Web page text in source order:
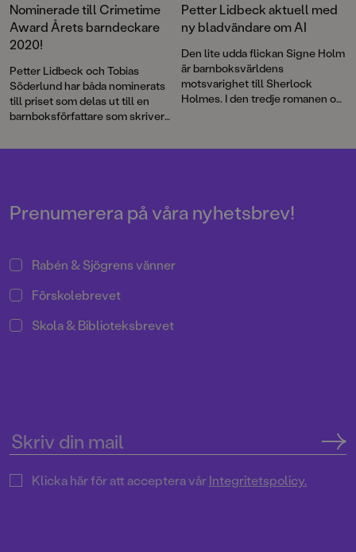
Nominerade till Crimetime
Award Årets barndeckare
2020!
Petter Lidbeck och Tobias
Söderlund har båda nominerats
till priset som delas ut till en
barnboksförfattare som skriver
6–12 år. Nu kan du vara med och
Petter Lidbeck aktuell med
ny bladvändare om AI
Den lite udda flickan Signe Holm
är barnboksvärldens
motsvarighet till Sherlock
Holmes. I den tredje romanen om
Prenumerera på våra nyhetsbrev!
Rabén & Sjögrens vänner
Förskolebrevet
Skola & Biblioteksbrevet
Klicka här för att acceptera vårIntegritetspolicy.